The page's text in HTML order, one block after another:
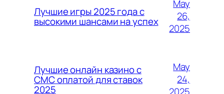
Лучшие игры 2025 года с
высокими шансами на успех
May
26,
2025
Лучшие онлайн казино с
СМС оплатой для ставок
2025
May
24,